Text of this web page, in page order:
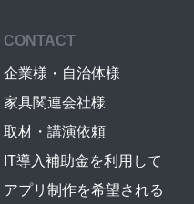
CONTACT
企業様・自治体様
家具関連会社様
取材・講演依頼
IT導入補助金を利用して
アプリ制作を希望される